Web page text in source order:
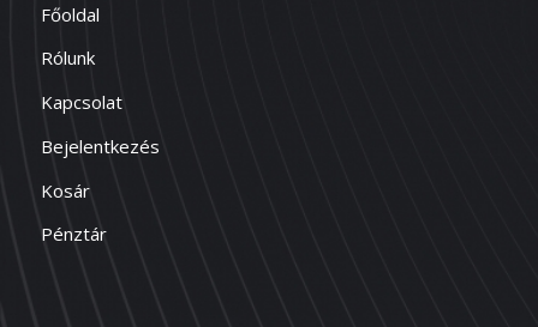
Főoldal
Rólunk
Kapcsolat
Bejelentkezés
Kosár
Pénztár